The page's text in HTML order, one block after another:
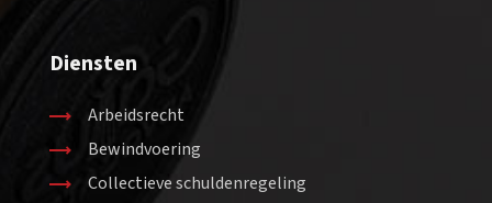
Diensten
Arbeidsrecht
Bewindvoering
Collectieve schuldenregeling